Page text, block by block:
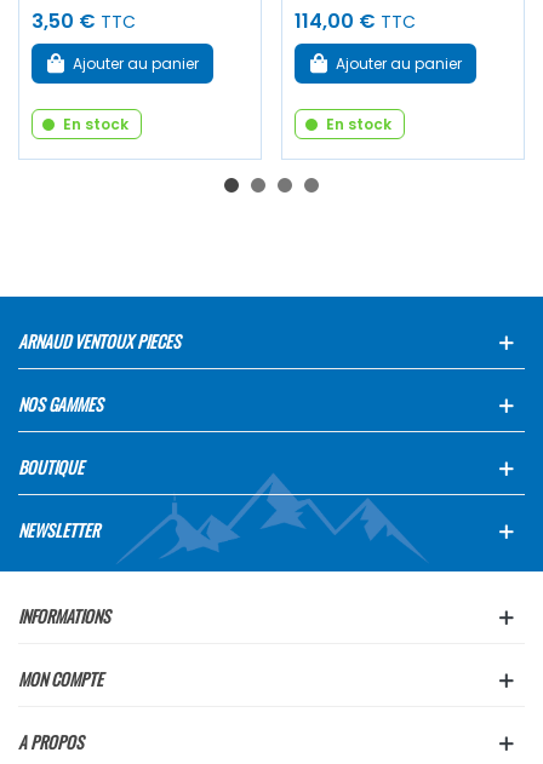
3,50 € TTC
Ajouter au panier
En stock
114,00 € TTC
Ajouter au panier
En stock
ARNAUD VENTOUX PIECES
NOS GAMMES
BOUTIQUE
NEWSLETTER
INFORMATIONS
MON COMPTE
A PROPOS